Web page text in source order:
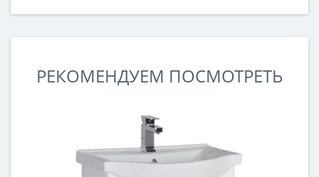
РЕКОМЕНДУЕМ ПОСМОТРЕТЬ